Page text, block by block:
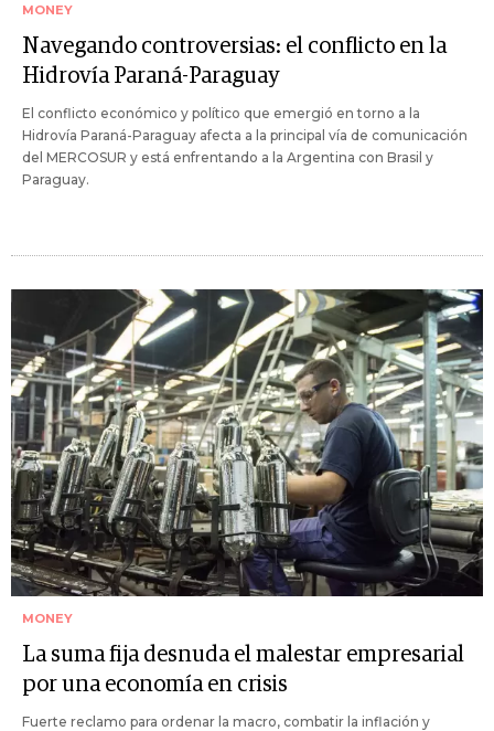
MONEY
Navegando controversias: el conflicto en la
Hidrovía Paraná-Paraguay
El conflicto económico y político que emergió en torno a la
Hidrovía Paraná-Paraguay afecta a la principal vía de comunicación
del MERCOSUR y está enfrentando a la Argentina con Brasil y
Paraguay.
MONEY
La suma fija desnuda el malestar empresarial
por una economía en crisis
Fuerte reclamo para ordenar la macro, combatir la inflación y